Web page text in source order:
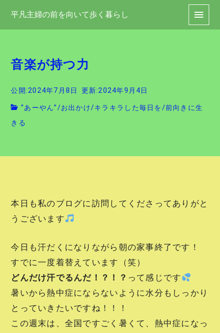
平凡主婦の前を向いて歩く暮らし
音楽が持つ力
公開:2024年7月8日 更新:2024年9月4日
”あーやん”/お出かけ/キラキラした毎日を/前向きに生
きる
本日も私のブログに訪問してくださってありがと
うございます
今日も汗だくになりながら朝の家事終了です！
すでに一度着替えています（笑）
どんだけ汗でるんだ！？！？ って感じです
暑いから熱中症にならないように水分もしっかり
とっていきたいですね！！！
この週末は、全国ですごく暑くて、熱中症になっ